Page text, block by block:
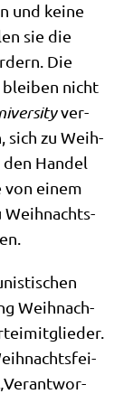
und kei­ne
sie die
Die
blei­ben nicht
ver­
sich zu Weih­
Han­del
von einem
Weih­nachts­
Weih­nach­